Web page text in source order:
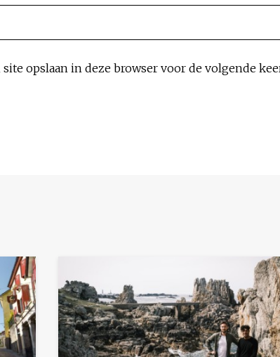
opslaan in deze browser voor de volgende